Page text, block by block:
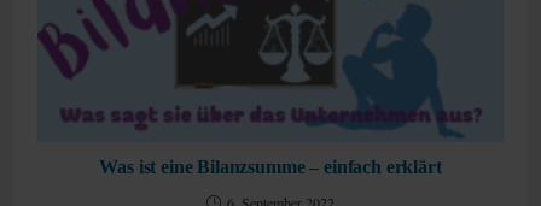
Was ist eine Bilanzsumme – einfach erklärt
6. September 2022